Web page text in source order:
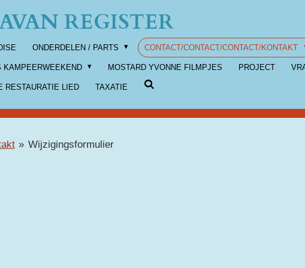
REGISTER
ONDERDELEN / PARTS CONTACT/CONTACT/CONTACT/KONTAKT
KAMPEERWEEKEND MOSTARD YVONNE FILMPJES PROJECT
RESTAURATIE LIED TAXATIE
» Wijzigingsformulier